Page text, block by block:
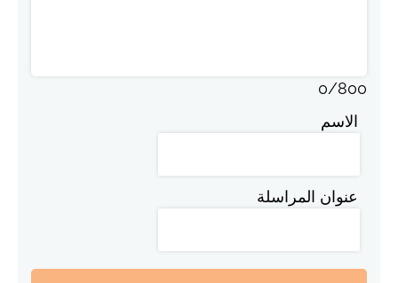
0/800
الاسم
عنوان المراسلة